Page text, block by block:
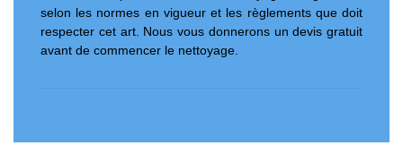
selon les normes en vigueur et les règlements que doit
respecter cet art. Nous vous donnerons un devis gratuit
avant de commencer le nettoyage.